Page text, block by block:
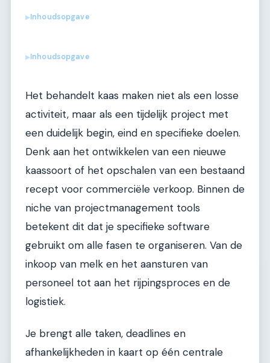
▶Inhoudsopgave
▶Inhoudsopgave
Het behandelt kaas maken niet als een losse
activiteit, maar als een tijdelijk project met
een duidelijk begin, eind en specifieke doelen.
Denk aan het ontwikkelen van een nieuwe
kaassoort of het opschalen van een bestaand
recept voor commerciële verkoop. Binnen de
niche van projectmanagement tools
betekent dit dat je specifieke software
gebruikt om alle fasen te organiseren. Van de
inkoop van melk en het aansturen van
personeel tot aan het rijpingsproces en de
logistiek.
Je brengt alle taken, deadlines en
afhankelijkheden in kaart op één centrale